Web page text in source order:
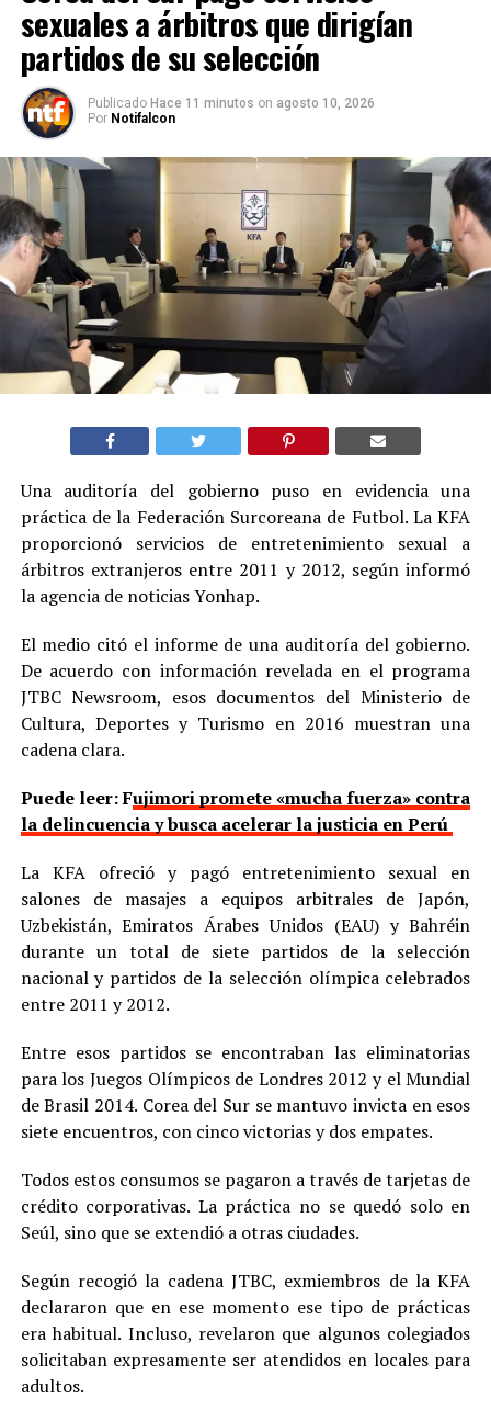
sexuales a árbitros que dirigían
partidos de su selección
Publicado Hace 11 minutos on agosto 10, 2026
Por Notifalcon
Una auditoría del gobierno puso en evidencia una
práctica de la Federación Surcoreana de Futbol. La KFA
proporcionó servicios de entretenimiento sexual a
árbitros extranjeros entre 2011 y 2012, según informó
la agencia de noticias Yonhap.
El medio citó el informe de una auditoría del gobierno.
De acuerdo con información revelada en el programa
JTBC Newsroom, esos documentos del Ministerio de
Cultura, Deportes y Turismo en 2016 muestran una
cadena clara.
Puede leer: Fujimori promete «mucha fuerza» contra
la delincuencia y busca acelerar la justicia en Perú
La KFA ofreció y pagó entretenimiento sexual en
salones de masajes a equipos arbitrales de Japón,
Uzbekistán, Emiratos Árabes Unidos (EAU) y Bahréin
durante un total de siete partidos de la selección
nacional y partidos de la selección olímpica celebrados
entre 2011 y 2012.
Entre esos partidos se encontraban las eliminatorias
para los Juegos Olímpicos de Londres 2012 y el Mundial
de Brasil 2014. Corea del Sur se mantuvo invicta en esos
siete encuentros, con cinco victorias y dos empates.
Todos estos consumos se pagaron a través de tarjetas de
crédito corporativas. La práctica no se quedó solo en
Seúl, sino que se extendió a otras ciudades.
Según recogió la cadena JTBC, exmiembros de la KFA
declararon que en ese momento ese tipo de prácticas
era habitual. Incluso, revelaron que algunos colegiados
solicitaban expresamente ser atendidos en locales para
adultos.